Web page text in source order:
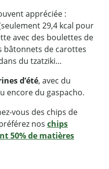
appréciée :
29,4 kcal pour
avec des boulettes de
bâtonnets de carottes
du tzatziki…
d’été, avec du
encore du gaspacho.
vous des chips de
nos chips
50% de matières